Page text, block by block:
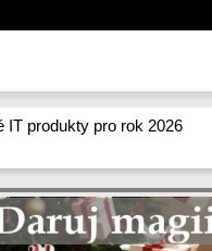
IT produkty pro rok 2026